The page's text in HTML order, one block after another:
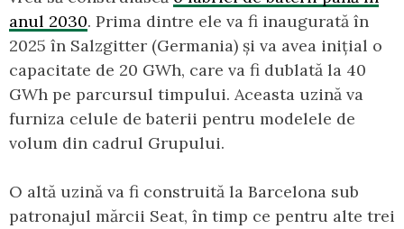
anul 2030. Prima dintre ele va fi inaugurată în
2025 în Salzgitter (Germania) și va avea inițial o
capacitate de 20 GWh, care va fi dublată la 40
GWh pe parcursul timpului. Aceasta uzină va
furniza celule de baterii pentru modelele de
volum din cadrul Grupului.
O altă uzină va fi construită la Barcelona sub
patronajul mărcii Seat, în timp ce pentru alte trei